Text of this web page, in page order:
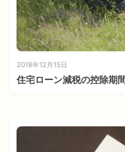
2018年12月15日
住宅ローン減税の控除期